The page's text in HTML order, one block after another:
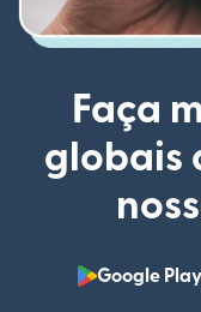
Faça
globais
Google